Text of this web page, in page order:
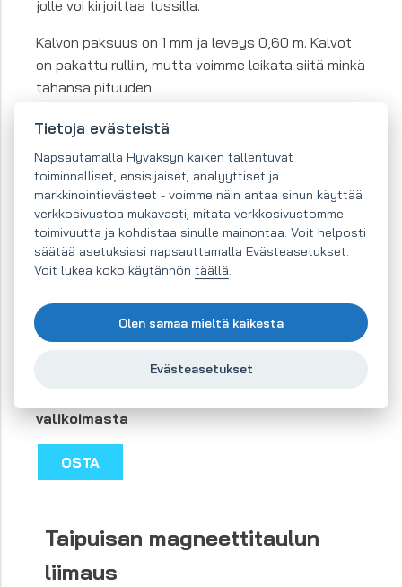
jolle voi kirjoittaa tussilla.
Kalvon paksuus on 1 mm ja leveys 0,60 m. Kalvot
on pakattu rulliin, mutta voimme leikata siitä minkä
tahansa pituuden
Anna kalvon suoristua ennen sen
liimaamista alustalle. Ellei itseliimautuva
kerros tartu riittävän lujasti alustaan
(taulun muotomuistin, alustan rakenteen
tms. vuoksi), käytä kiinnityksen
varmistamiseen sopivaa liimaa.
valikoimasta
OSTA
Taipuisan magneettitaulun
liimaus
Tietoja evästeistä
Napsautamalla Hyväksyn kaiken tallentuvat
toiminnalliset, ensisijaiset, analyyttiset ja
markkinointievästeet - voimme näin antaa sinun käyttää
verkkosivustoa mukavasti, mitata verkkosivustomme
toimivuutta ja kohdistaa sinulle mainontaa. Voit helposti
säätää asetuksiasi napsauttamalla Evästeasetukset.
Voit lukea koko käytännöntäällä.
Olen samaa mieltä kaikesta
Evästeasetukset